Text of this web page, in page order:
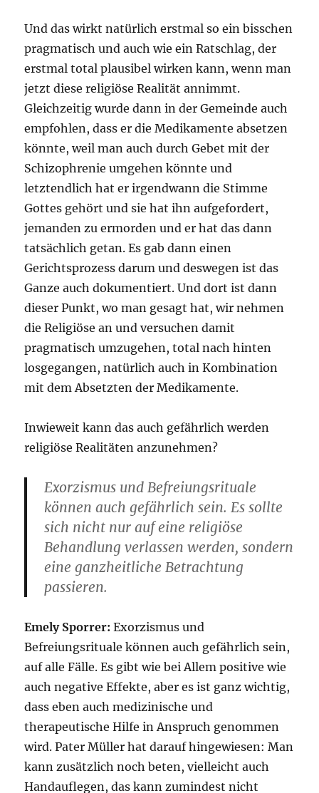
Und das wirkt natürlich erstmal so ein bisschen
pragmatisch und auch wie ein Ratschlag, der
erstmal total plausibel wirken kann, wenn man
jetzt diese religiöse Realität annimmt.
Gleichzeitig wurde dann in der Gemeinde auch
empfohlen, dass er die Medikamente absetzen
könnte, weil man auch durch Gebet mit der
Schizophrenie umgehen könnte und
letztendlich hat er irgendwann die Stimme
Gottes gehört und sie hat ihn aufgefordert,
jemanden zu ermorden und er hat das dann
tatsächlich getan. Es gab dann einen
Gerichtsprozess darum und deswegen ist das
Ganze auch dokumentiert. Und dort ist dann
dieser Punkt, wo man gesagt hat, wir nehmen
die Religiöse an und versuchen damit
pragmatisch umzugehen, total nach hinten
losgegangen, natürlich auch in Kombination
mit dem Absetzten der Medikamente.
Inwieweit kann das auch gefährlich werden
religiöse Realitäten anzunehmen?
Exorzismus und Befreiungsrituale
können auch gefährlich sein. Es sollte
sich nicht nur auf eine religiöse
Behandlung verlassen werden, sondern
eine ganzheitliche Betrachtung
passieren.
Emely Sporrer:Exorzismus und
Befreiungsrituale können auch gefährlich sein,
auf alle Fälle. Es gibt wie bei Allem positive wie
auch negative Effekte, aber es ist ganz wichtig,
dass eben auch medizinische und
therapeutische Hilfe in Anspruch genommen
wird. Pater Müller hat darauf hingewiesen: Man
kann zusätzlich noch beten, vielleicht auch
Handauflegen, das kann zumindest nicht